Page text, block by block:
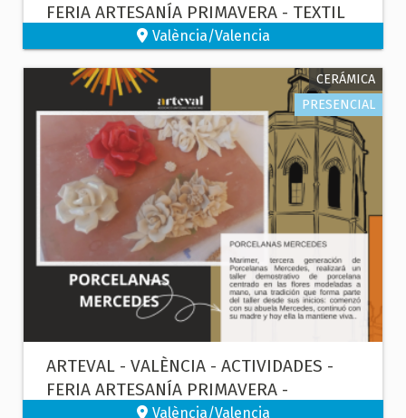
FERIA ARTESANÍA PRIMAVERA - TEXTIL
València/Valencia
CERÁMICA
ARTEVAL - VALÈNCIA - ACTIVIDADES -
FERIA ARTESANÍA PRIMAVERA -
PORCELANA
València/Valencia
PRESENCIAL